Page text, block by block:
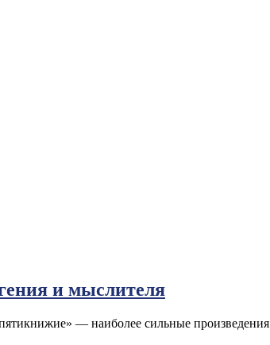
и мыслителя
— наиболее сильные произведения